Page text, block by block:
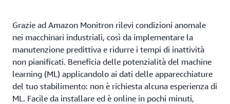
Grazie ad Amazon Monitron rilevi condizioni anomale
nei macchinari industriali, così da implementare la
manutenzione predittiva e ridurre i tempi di inattività
non pianificati. Beneficia delle potenzialità del machine
learning (ML) applicandolo ai dati delle apparecchiature
del tuo stabilimento: non è richiesta alcuna esperienza di
ML. Facile da installare ed è online in pochi minuti,